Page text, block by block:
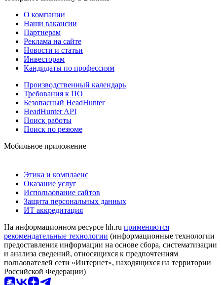
О компании
Наши вакансии
Партнерам
Реклама на сайте
Новости и статьи
Инвесторам
Кандидаты по профессиям
Производственный календарь
Требования к ПО
Безопасный HeadHunter
HeadHunter API
Поиск работы
Поиск по резюме
Мобильное приложение
Этика и комплаенс
Оказание услуг
Использование сайтов
Защита персональных данных
ИТ аккредитация
На информационном ресурсе hh.ru применяются
рекомендательные технологии (информационные технологии
предоставления информации на основе сбора, систематизации
и анализа сведений, относящихся к предпочтениям
пользователей сети «Интернет», находящихся на территории
Российской Федерации)